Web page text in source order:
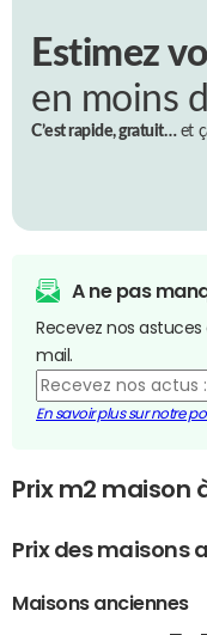
Estimez
en moins
C’est rapide, gratuit…et
A ne pas
Recevez nos
mail.
En savoir plus sur notre
Prix m2 maison
Prix des maisons
Maisons anciennes